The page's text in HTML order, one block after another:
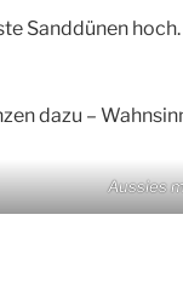
Sanddünen hoch.
dazu –
Aussies